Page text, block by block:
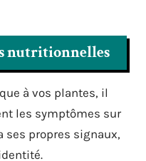
nutritionnelles
à vos plantes, il
les symptômes sur
ses propres signaux,